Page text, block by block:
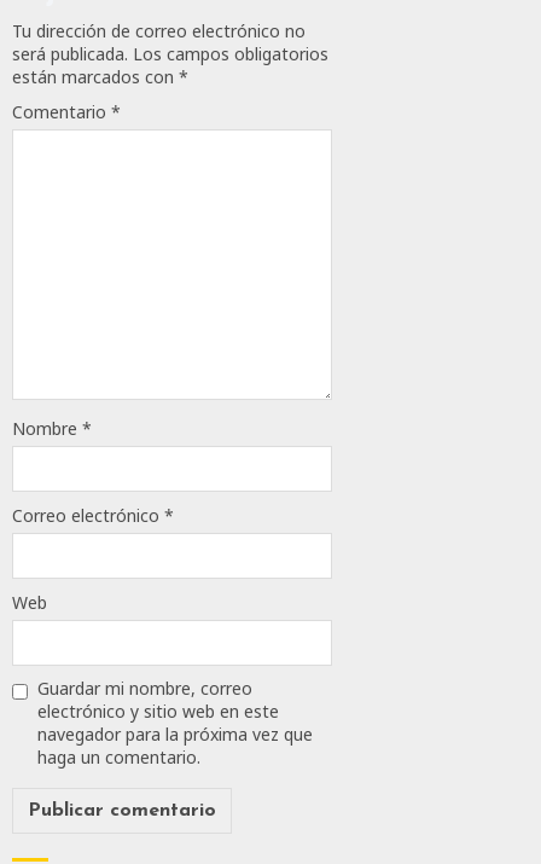
Tu dirección de correo electrónico no
será publicada. Los campos obligatorios
están marcados con *
Comentario *
Nombre *
Correo electrónico *
Web
Guardar mi nombre, correo
electrónico y sitio web en este
navegador para la próxima vez que
haga un comentario.